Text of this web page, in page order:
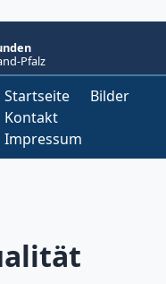
Pfalz
Startseite
Bilder
Kontakt
Impressum